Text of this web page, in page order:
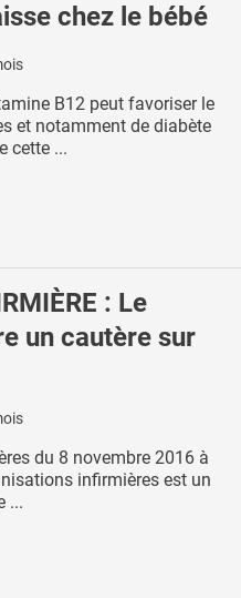
chez le bébé
B12 peut favoriser le
et notamment de diabète
cette ...
: Le
un cautère sur
du 8 novembre 2016 à
infirmières est un
...